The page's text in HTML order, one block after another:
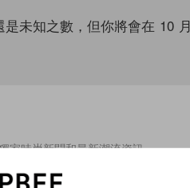
未知之數，但你將會在 10
家時尚新聞和最新潮流資訊。